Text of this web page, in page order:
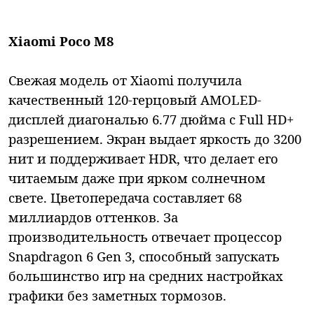
Xiaomi Poco M8
Свежая модель от Xiaomi получила
качественный 120-герцовый AMOLED-
дисплей диагональю 6.77 дюйма с Full HD+
разрешением. Экран выдает яркость до 3200
нит и поддерживает HDR, что делает его
читаемым даже при ярком солнечном
свете. Цветопередача составляет 68
миллиардов оттенков. За
производительность отвечает процессор
Snapdragon 6 Gen 3, способный запускать
большинство игр на средних настройках
графики без заметных тормозов.